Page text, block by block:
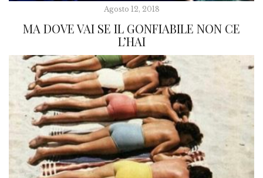
Agosto 12, 2018
MA DOVE VAI SE IL GONFIABILE NON CE
L’HAI